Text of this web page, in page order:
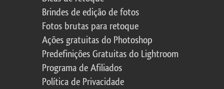
Brindes de edição de fotos
Fotos brutas para retoque
Ações gratuitas do Photoshop
Predefinições Gratuitas do Lightroom
Programa de Afiliados
Política de Privacidade